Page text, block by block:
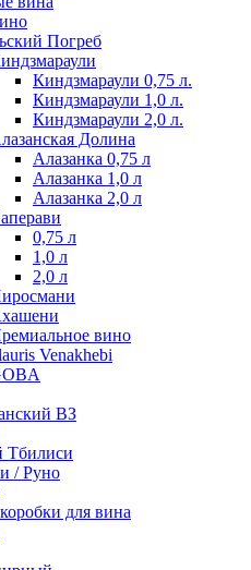
Погреб
Киндзмараули 0,75 л.
Киндзмараули 1,0 л.
Киндзмараули 2,0 л.
Долина
Алазанка 0,75 л
Алазанка 1,0 л
Алазанка 2,0 л
0,75 л
1,0 л
2,0 л
вино
Venakhebi
ВЗ
Тбилиси
/ Руно
для вина